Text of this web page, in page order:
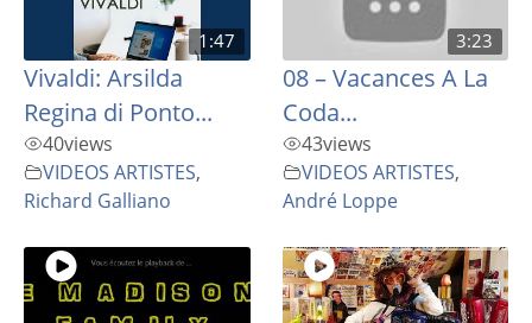
1:47
Vivaldi: Arsilda
Regina di Ponto...
40views
VIDEOS ARTISTES,
Richard Galliano
3:23
08 – Vacances A La
Coda...
43views
VIDEOS ARTISTES,
André Loppe